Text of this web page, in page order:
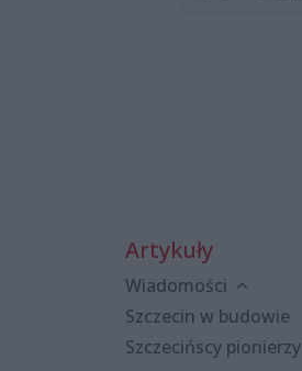
Artykuły
Wiadomości
Szczecin w budowie
Szczecińscy pionierzy